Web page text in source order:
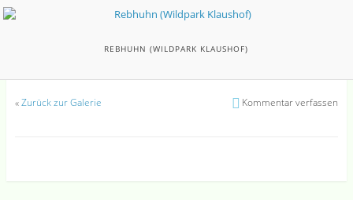
REBHUHN (WILDPARK KLAUSHOF)
«Zurück zur Galerie Kommentar verfassen